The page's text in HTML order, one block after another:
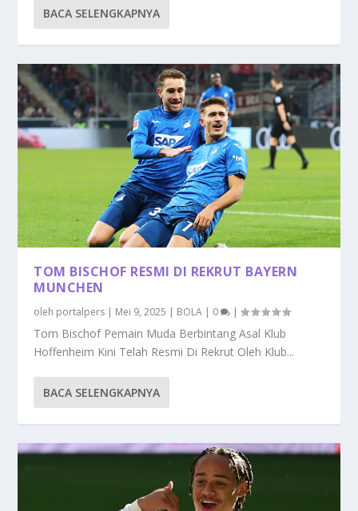
BACA SELENGKAPNYA
TOM BISCHOF RESMI DI REKRUT BAYERN
MUNCHEN
oleh portalpers | Mei 9, 2025 | BOLA | 0 |
Tom Bischof Pemain Muda Berbintang Asal Klub
Hoffenheim Kini Telah Resmi Di Rekrut Oleh Klub...
BACA SELENGKAPNYA